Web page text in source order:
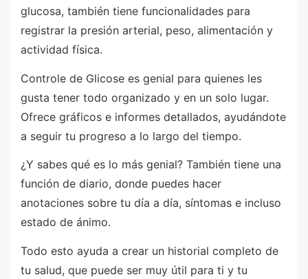
glucosa, también tiene funcionalidades para
registrar la presión arterial, peso, alimentación y
actividad física.
Controle de Glicose es genial para quienes les
gusta tener todo organizado y en un solo lugar.
Ofrece gráficos e informes detallados, ayudándote
a seguir tu progreso a lo largo del tiempo.
¿Y sabes qué es lo más genial? También tiene una
función de diario, donde puedes hacer
anotaciones sobre tu día a día, síntomas e incluso
estado de ánimo.
Todo esto ayuda a crear un historial completo de
tu salud, que puede ser muy útil para ti y tu